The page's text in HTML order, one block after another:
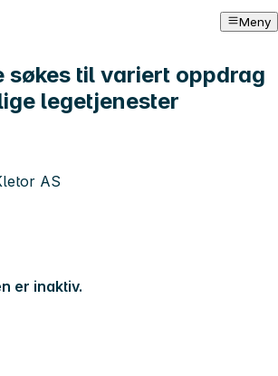
Meny
søkes til variert oppdrag
legetjenester
AS
er inaktiv.